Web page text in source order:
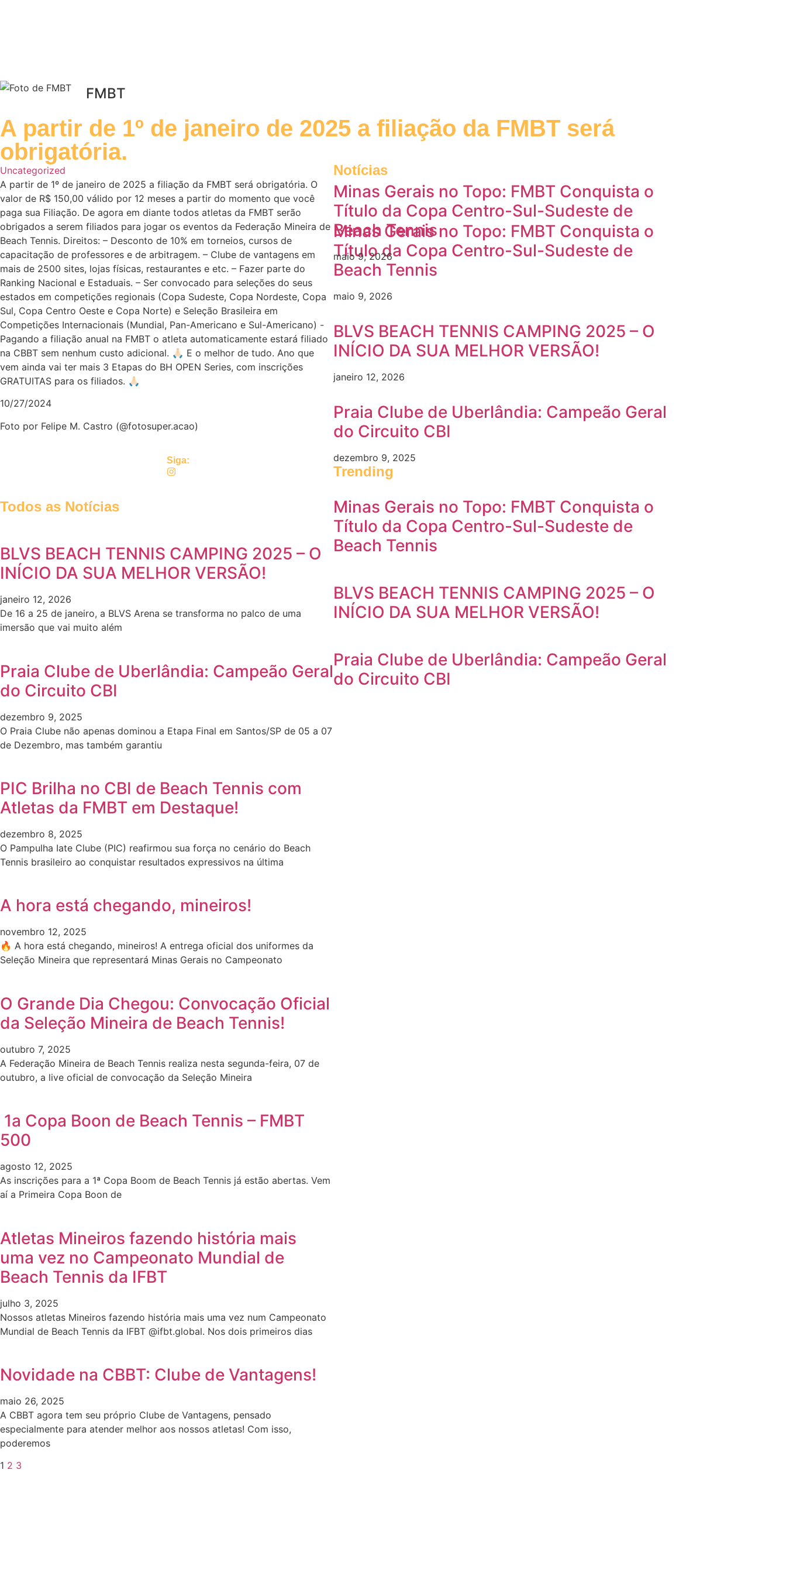
FMBT
A partir de 1º de janeiro de 2025 a filiação da FMBT será
obrigatória.
Uncategorized
A partir de 1º de janeiro de 2025 a filiação da FMBT será obrigatória. O
valor de R$ 150,00 válido por 12 meses a partir do momento que você
paga sua Filiação. De agora em diante todos atletas da FMBT serão
obrigados a serem filiados para jogar os eventos da Federação Mineira de
Beach Tennis. Direitos: – Desconto de 10% em torneios, cursos de
capacitação de professores e de arbitragem. – Clube de vantagens em
mais de 2500 sites, lojas físicas, restaurantes e etc. – Fazer parte do
Ranking Nacional e Estaduais. – Ser convocado para seleções do seus
estados em competições regionais (Copa Sudeste, Copa Nordeste, Copa
Sul, Copa Centro Oeste e Copa Norte) e Seleção Brasileira em
Competições Internacionais (Mundial, Pan-Americano e Sul-Americano) -
Pagando a filiação anual na FMBT o atleta automaticamente estará filiado
na CBBT sem nenhum custo adicional. 🙏🏻 E o melhor de tudo. Ano que
vem ainda vai ter mais 3 Etapas do BH OPEN Series, com inscrições
GRATUITAS para os filiados. 🙏🏻
10/27/2024
Foto por Felipe M. Castro (@fotosuper.acao)
Siga:
Todos as Notícias
BLVS BEACH TENNIS CAMPING 2025 – O
INÍCIO DA SUA MELHOR VERSÃO!
janeiro 12, 2026
De 16 a 25 de janeiro, a BLVS Arena se transforma no palco de uma
imersão que vai muito além
Praia Clube de Uberlândia: Campeão Geral
do Circuito CBI
dezembro 9, 2025
O Praia Clube não apenas dominou a Etapa Final em Santos/SP de 05 a 07
de Dezembro, mas também garantiu
PIC Brilha no CBI de Beach Tennis com
Atletas da FMBT em Destaque!
dezembro 8, 2025
O Pampulha Iate Clube (PIC) reafirmou sua força no cenário do Beach
Tennis brasileiro ao conquistar resultados expressivos na última
A hora está chegando, mineiros!
novembro 12, 2025
🔥 A hora está chegando, mineiros! A entrega oficial dos uniformes da
Seleção Mineira que representará Minas Gerais no Campeonato
O Grande Dia Chegou: Convocação Oficial
da Seleção Mineira de Beach Tennis!
outubro 7, 2025
A Federação Mineira de Beach Tennis realiza nesta segunda-feira, 07 de
outubro, a live oficial de convocação da Seleção Mineira
1a Copa Boon de Beach Tennis – FMBT
500
agosto 12, 2025
As inscrições para a 1ª Copa Boom de Beach Tennis já estão abertas. Vem
aí a Primeira Copa Boon de
Atletas Mineiros fazendo história mais
uma vez no Campeonato Mundial de
Beach Tennis da IFBT
julho 3, 2025
Nossos atletas Mineiros fazendo história mais uma vez num Campeonato
Mundial de Beach Tennis da IFBT @ifbt.global. Nos dois primeiros dias
Novidade na CBBT: Clube de Vantagens!
maio 26, 2025
A CBBT agora tem seu próprio Clube de Vantagens, pensado
especialmente para atender melhor aos nossos atletas! Com isso,
poderemos
1 2 3
Notícias
Minas Gerais no Topo: FMBT Conquista o
Título da Copa Centro-Sul-Sudeste de
Beach Tennis
maio 9, 2026
Minas Gerais no Topo: FMBT Conquista o
Título da Copa Centro-Sul-Sudeste de
Beach Tennis
maio 9, 2026
BLVS BEACH TENNIS CAMPING 2025 – O
INÍCIO DA SUA MELHOR VERSÃO!
janeiro 12, 2026
Praia Clube de Uberlândia: Campeão Geral
do Circuito CBI
dezembro 9, 2025
Trending
Minas Gerais no Topo: FMBT Conquista o
Título da Copa Centro-Sul-Sudeste de
Beach Tennis
BLVS BEACH TENNIS CAMPING 2025 – O
INÍCIO DA SUA MELHOR VERSÃO!
Praia Clube de Uberlândia: Campeão Geral
do Circuito CBI